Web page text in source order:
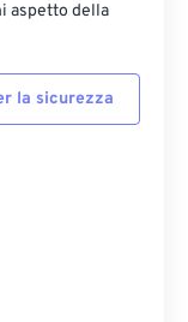
aspetto della
la sicurezza